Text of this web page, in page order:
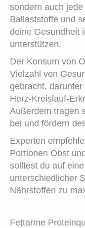
sondern auch
Ballaststoffe und
deine Gesundheit
unterstützen.
Der Konsum von
Vielzahl von
gebracht,
Herz-Kreislauf-
Außerdem tragen
bei und fördern
Experten
Portionen Obst
solltest du auf
unterschiedlicher
Nährstoffen zu
Fettarme